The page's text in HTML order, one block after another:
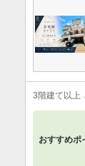
3階建て以上
おすすめポ